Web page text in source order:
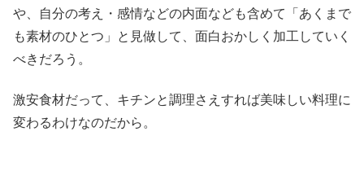
や、自分の考え・感情などの内面なども含めて「あくまで
も素材のひとつ」と見做して、面白おかしく加工していく
べきだろう。
激安食材だって、キチンと調理さえすれば美味しい料理に
変わるわけなのだから。